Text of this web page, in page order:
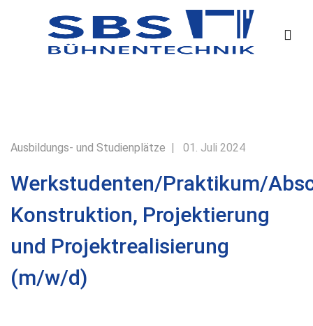
Ausbildungs- und Studienplätze 01. Juli 2024
Werkstudenten/Praktikum/
Konstruktion, Projektierung
und Projektrealisierung
(m/w/d)